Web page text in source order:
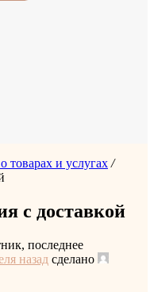
товарах и услугах /
с доставкой
последнее
назад сделано